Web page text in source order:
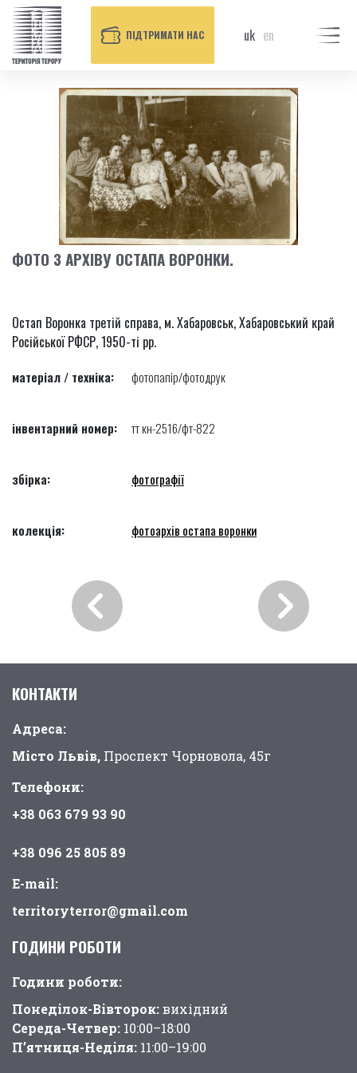
ПІДТРИМАТИ НАС uk en
ФОТО З АРХІВУ ОСТАПА ВОРОНКИ.
Остап Воронка третій справа, м. Хабаровськ, Хабаровський край
Російської РФСР, 1950-ті рр.
матеріал / техніка: фотопапір/фотодрук
інвентарний номер: тт кн-2516/фт-822
збірка: фотографії
колекція: фотоархів остапа воронки
КОНТАКТИ
Адреса:
Місто Львів, Проспект Чорновола, 45г
Телефони:
+38 063 679 93 90
+38 096 25 805 89
E-mail:
territoryterror@gmail.com
ГОДИНИ РОБОТИ
Години pоботи:
Понеділок-Вівторок:вихідний
Середа-Четвер: 10:00–18:00
П’ятниця-Неділя: 11:00–19:00